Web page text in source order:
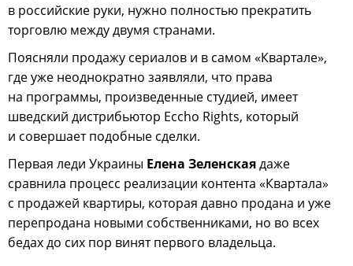
в российские руки, нужно полностью прекратить
торговлю между двумя странами.
Поясняли продажу сериалов и в самом «Квартале»,
где уже неоднократно заявляли, что права
на программы, произведенные студией, имеет
шведский дистрибьютор Eccho Rights, который
и совершает подобные сделки.
Первая леди Украины Елена Зеленскаядаже
сравнила процесс реализации контента «Квартала»
с продажей квартиры, которая давно продана и уже
перепродана новыми собственниками, но во всех
бедах до сих пор винят первого владельца.